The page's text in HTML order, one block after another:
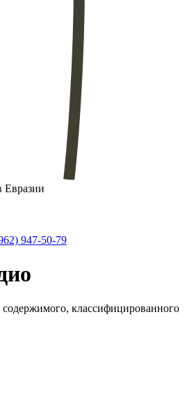
Евразии
947-50-79
классифицированного